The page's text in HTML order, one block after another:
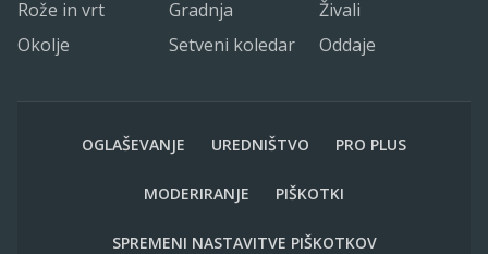
Rože in vrt
Gradnja
Živali
Okolje
Setveni koledar Oddaje
OGLAŠEVANJE UREDNIŠTVO PRO PLUS
MODERIRANJE PIŠKOTKI
SPREMENI NASTAVITVE PIŠKOTKOV